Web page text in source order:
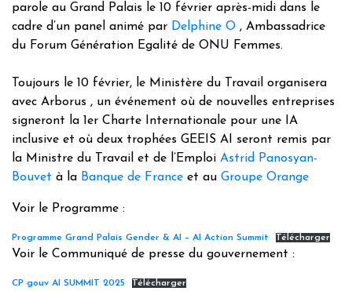
parole au Grand Palais le 10 février après-midi dans le
cadre d’un panel animé par Delphine O , Ambassadrice
du Forum Génération Egalité de ONU Femmes.
Toujours le 10 février, le Ministère du Travail organisera
avec Arborus , un événement où de nouvelles entreprises
signeront la 1er Charte Internationale pour une IA
inclusive et où deux trophées GEEIS AI seront remis par
la Ministre du Travail et de l’Emploi Astrid Panosyan-
Bouvet à la Banque de France et au Groupe Orange
Voir le Programme :
Programme Grand Palais Gender & AI – AI Action Summit Télécharger
Voir le Communiqué de presse du gouvernement :
CP gouv AI SUMMIT 2025
Télécharger